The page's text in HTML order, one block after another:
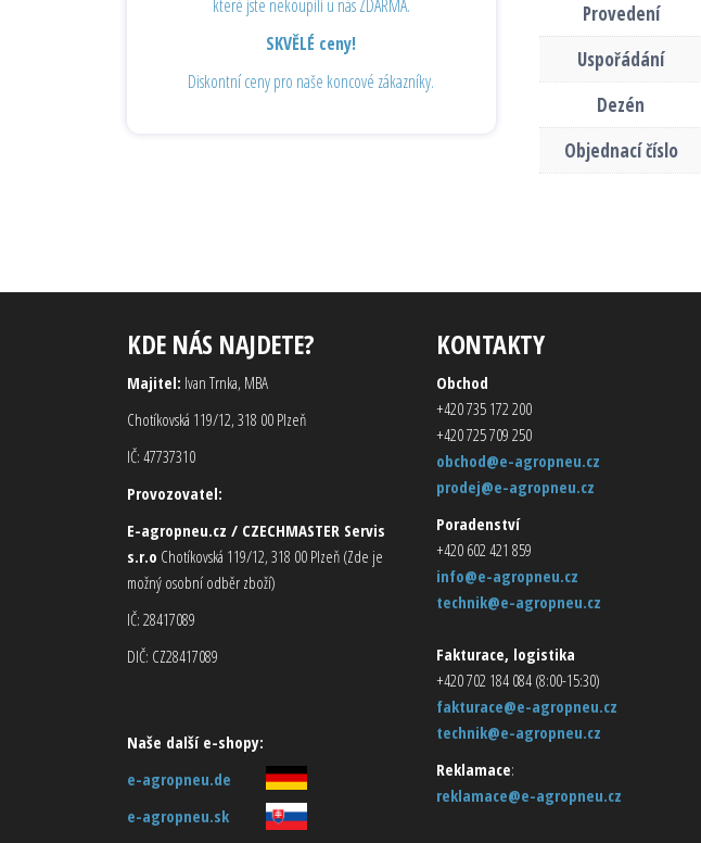
Provedení
Uspořádání
Dezén
Objednací číslo
které jste nekoupili u nás ZDARMA.
SKVĚLÉ ceny!
Diskontní ceny pro naše koncové zákazníky.
KDE NÁS NAJDETE?
Majitel: Ivan Trnka, MBA
Chotíkovská 119/12, 318 00 Plzeň
IČ: 47737310
Provozovatel:
E-agropneu.cz / CZECHMASTER Servis
s.r.o Chotíkovská 119/12, 318 00 Plzeň (Zde je
možný osobní odběr zboží)
IČ: 28417089
DIČ: CZ28417089
Naše další e-shopy:
e-agropneu.de
e-agropneu.sk
KONTAKTY
Obchod
+420 735 172 200
+420 725 709 250
obchod@e-agropneu.cz
prodej@e-agropneu.cz
Poradenství
+420 602 421 859
info@e-agropneu.cz
technik@e-agropneu.cz
Fakturace, logistika
+420 702 184 084 (8:00-15:30)
fakturace@e-agropneu.cz
technik@e-agropneu.cz
Reklamace:
reklamace@e-agropneu.cz